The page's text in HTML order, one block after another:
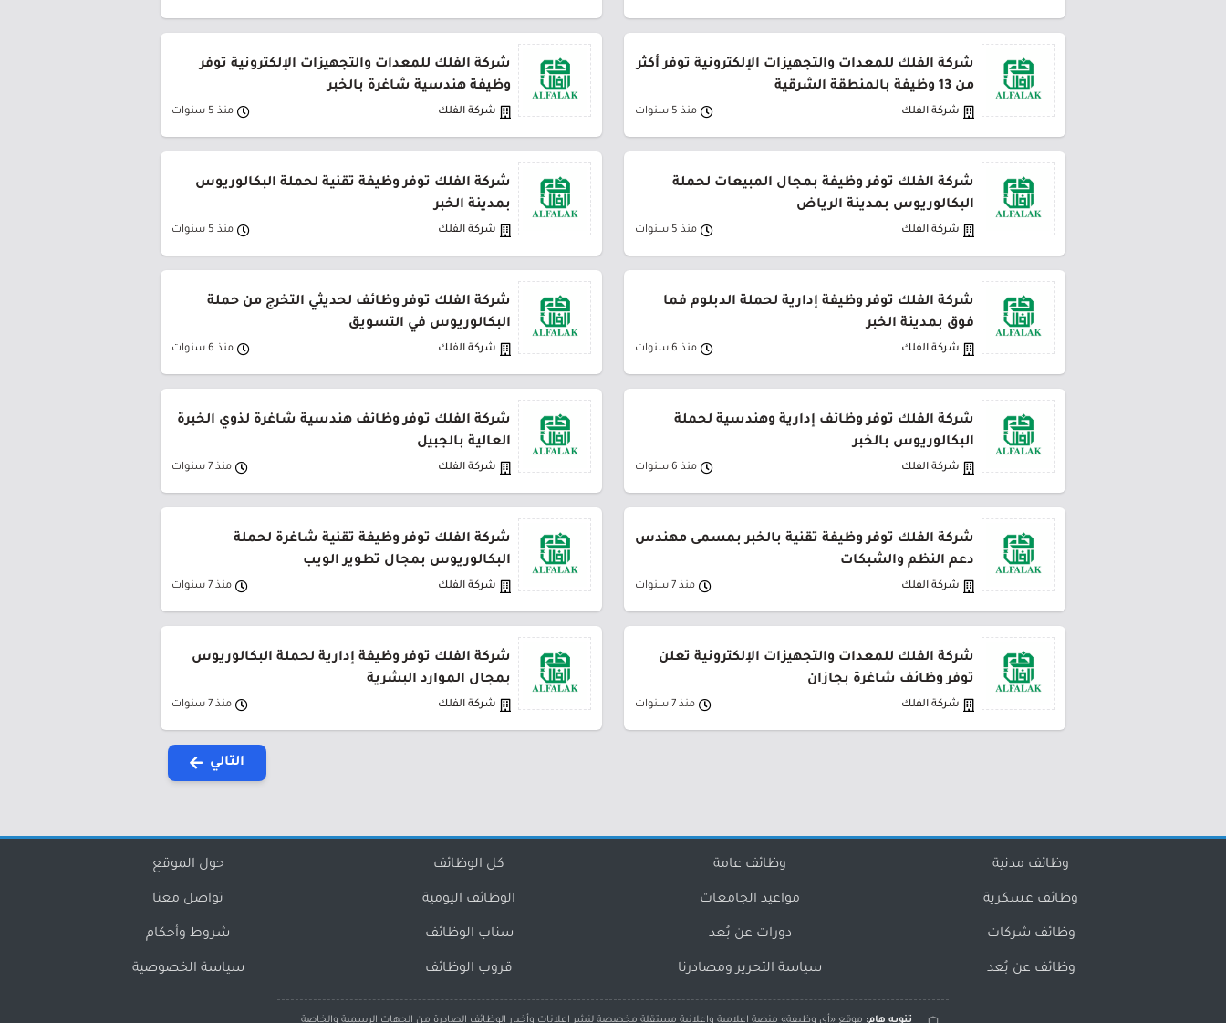
شركة الفلك للمعدات والتجهيزات الإلكترونية توفر أكثر
من 13 وظيفة بالمنطقة الشرقية
شركة الفلك منذ 5 سنوات
شركة الفلك للمعدات والتجهيزات الإلكترونية توفر
وظيفة هندسية شاغرة بالخبر
شركة الفلك منذ 5 سنوات
شركة الفلك توفر وظيفة بمجال المبيعات لحملة
البكالوريوس بمدينة الرياض
شركة الفلك منذ 5 سنوات
شركة الفلك توفر وظيفة تقنية لحملة البكالوريوس
بمدينة الخبر
شركة الفلك منذ 5 سنوات
شركة الفلك توفر وظيفة إدارية لحملة الدبلوم فما
فوق بمدينة الخبر
شركة الفلك منذ 6 سنوات
شركة الفلك توفر وظائف لحديثي التخرج من حملة
البكالوريوس في التسويق
شركة الفلك منذ 6 سنوات
شركة الفلك توفر وظائف إدارية وهندسية لحملة
البكالوريوس بالخبر
شركة الفلك منذ 6 سنوات
شركة الفلك توفر وظائف هندسية شاغرة لذوي الخبرة
العالية بالجبيل
شركة الفلك منذ 7 سنوات
شركة الفلك توفر وظيفة تقنية بالخبر بمسمى مهندس
دعم النظم والشبكات
شركة الفلك منذ 7 سنوات
شركة الفلك توفر وظيفة تقنية شاغرة لحملة
البكالوريوس بمجال تطوير الويب
شركة الفلك منذ 7 سنوات
شركة الفلك للمعدات والتجهيزات الإلكترونية تعلن
توفر وظائف شاغرة بجازان
شركة الفلك منذ 7 سنوات
شركة الفلك توفر وظيفة إدارية لحملة البكالوريوس
بمجال الموارد البشرية
شركة الفلك منذ 7 سنوات
التالي
وظائف مدنية
وظائف عسكرية
وظائف شركات
وظائف عن بُعد
وظائف عامة
مواعيد الجامعات
دورات عن بُعد
سياسة التحرير ومصادرنا
كل الوظائف
الوظائف اليومية
سناب الوظائف
قروب الوظائف
حول الموقع
تواصل معنا
شروط وأحكام
سياسة الخصوصية
تنويه هام: موقع «أي وظيفة» منصة إعلامية وإعلانية مستقلة مخصصة لنشر إعلانات وأخبار الوظائف الصادرة من الجهات الرسمية والخاصة